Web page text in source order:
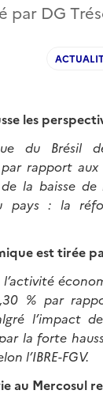
par DG
les
du Brésil
rapport
la baisse
pays : la
est tirée
l’activité
% par
l’impact
la forte
l’IBRE-FGV.
au